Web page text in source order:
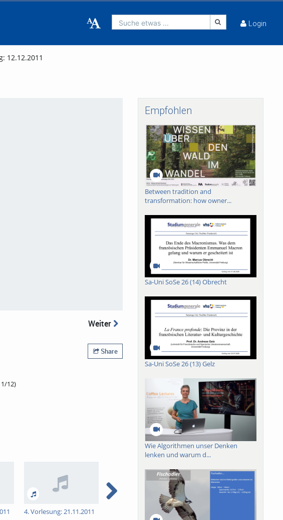
Suche etwas ... Login
12.12.2011
Weiter
Share
12)
4. Vorlesung: 21.11.2011 5. Vorlesung: 28.11.2011 6. Vorlesung: 05.12.2011
Empfohlen
Between tradition and
transformation: how owner...
Sa-Uni SoSe 26 (14) Obrecht
Sa-Uni SoSe 26 (13) Gelz
Wie Algorithmen unser Denken
lenken und warum d...